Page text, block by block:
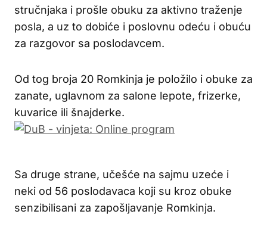
stručnjaka i prošle obuku za aktivno traženje
posla, a uz to dobiće i poslovnu odeću i obuću
za razgovor sa poslodavcem.
Od tog broja 20 Romkinja je položilo i obuke za
zanate, uglavnom za salone lepote, frizerke,
kuvarice ili šnajderke.
Sa druge strane, učešće na sajmu uzeće i
neki od 56 poslodavaca koji su kroz obuke
senzibilisani za zapošljavanje Romkinja.